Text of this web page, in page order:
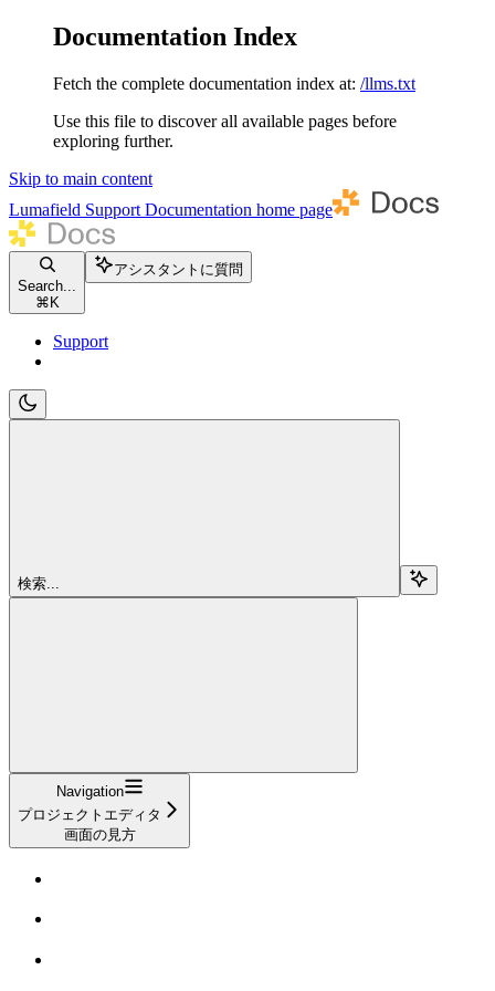
Documentation Index
Fetch the complete documentation index at: /llms.txt
Use this file to discover all available pages before
exploring further.
Skip to main content
Lumafield Support Documentation home page
Search...
⌘ K
アシスタントに質問
Support
検索...
Navigation
プロジェクトエディタ
画面の見方